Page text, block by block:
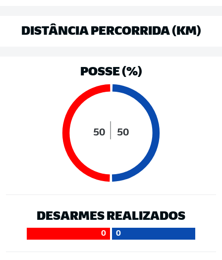
DISTÂNCIA PERCORRIDA (KM)
POSSE (%)
50 50
DESARMES REALIZADOS
0 0